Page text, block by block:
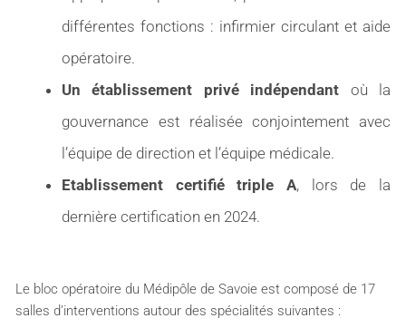
différentes fonctions : infirmier circulant et aide
opératoire.
Un établissement privé indépendant où la
gouvernance est réalisée conjointement avec
l’équipe de direction et l’équipe médicale.
Etablissement certifié triple A, lors de la
dernière certification en 2024.
Le bloc opératoire du Médipôle de Savoie est composé de 17
salles d’interventions autour des spécialités suivantes :